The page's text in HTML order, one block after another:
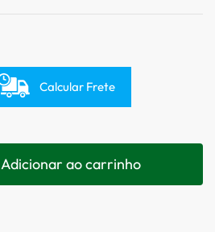
Calcular Frete
Adicionar ao carrinho